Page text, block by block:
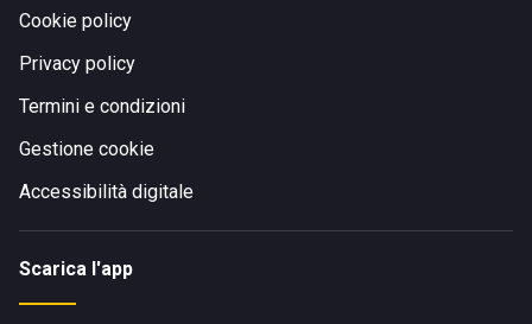
Cookie policy
Privacy policy
Termini e condizioni
Gestione cookie
Accessibilità digitale
Scarica l'app